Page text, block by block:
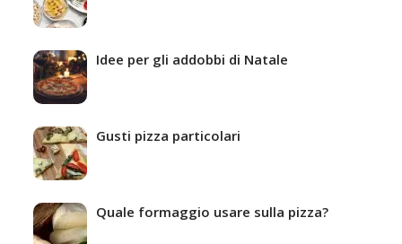
Idee per gli addobbi di Natale
Gusti pizza particolari
Quale formaggio usare sulla pizza?